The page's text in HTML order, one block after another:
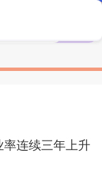
连续三年上升